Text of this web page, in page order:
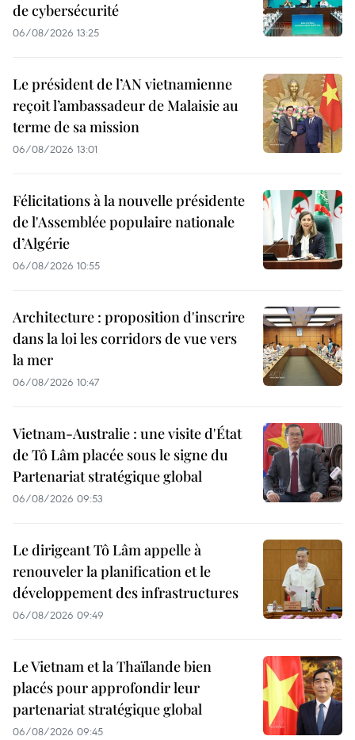
de cybersécurité
06/08/2026 13:25
Le président de l’AN vietnamienne
reçoit l’ambassadeur de Malaisie au
terme de sa mission
06/08/2026 13:01
Félicitations à la nouvelle présidente
de l'Assemblée populaire nationale
d’Algérie
06/08/2026 10:55
Architecture : proposition d'inscrire
dans la loi les corridors de vue vers
la mer
06/08/2026 10:47
Vietnam-Australie : une visite d'État
de Tô Lâm placée sous le signe du
Partenariat stratégique global
06/08/2026 09:53
Le dirigeant Tô Lâm appelle à
renouveler la planification et le
développement des infrastructures
06/08/2026 09:49
Le Vietnam et la Thaïlande bien
placés pour approfondir leur
partenariat stratégique global
06/08/2026 09:45